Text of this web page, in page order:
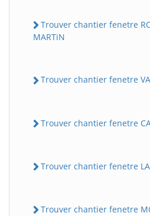
Trouver chantier fenetre
MARTiN
Trouver chantier fenetre
Trouver chantier fenetre
Trouver chantier fenetre LA
Trouver chantier fenetre